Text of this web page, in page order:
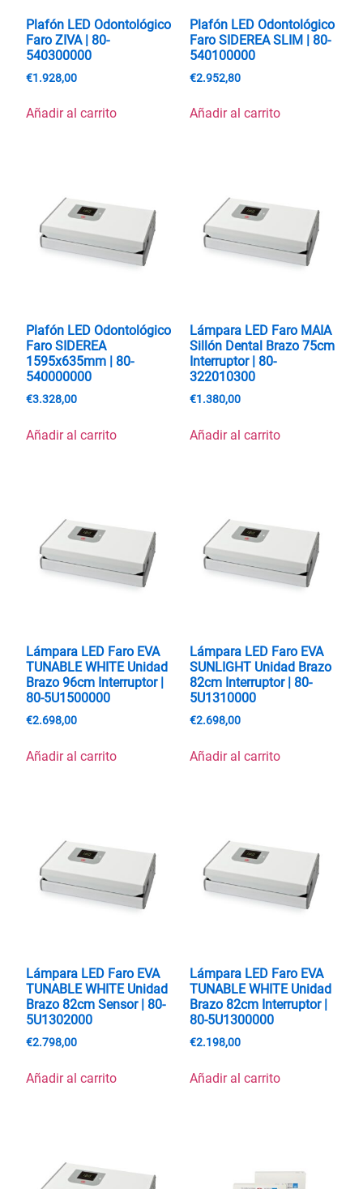
Plafón LED Odontológico
Faro ZIVA | 80-
540300000
€1.928,00
Añadir al carrito
Plafón LED Odontológico
Faro SIDEREA SLIM | 80-
540100000
€2.952,80
Añadir al carrito
Plafón LED Odontológico
Faro SIDEREA
1595x635mm | 80-
540000000
€3.328,00
Añadir al carrito
Lámpara LED Faro MAIA
Sillón Dental Brazo 75cm
Interruptor | 80-
322010300
€1.380,00
Añadir al carrito
Lámpara LED Faro EVA
TUNABLE WHITE Unidad
Brazo 96cm Interruptor |
80-5U1500000
€2.698,00
Añadir al carrito
Lámpara LED Faro EVA
SUNLIGHT Unidad Brazo
82cm Interruptor | 80-
5U1310000
€2.698,00
Añadir al carrito
Lámpara LED Faro EVA
TUNABLE WHITE Unidad
Brazo 82cm Sensor | 80-
5U1302000
€2.798,00
Añadir al carrito
Lámpara LED Faro EVA
TUNABLE WHITE Unidad
Brazo 82cm Interruptor |
80-5U1300000
€2.198,00
Añadir al carrito